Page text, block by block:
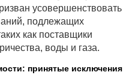
усовершенствовать
подлежащих
как поставщики
воды и газа.
принятые исключения